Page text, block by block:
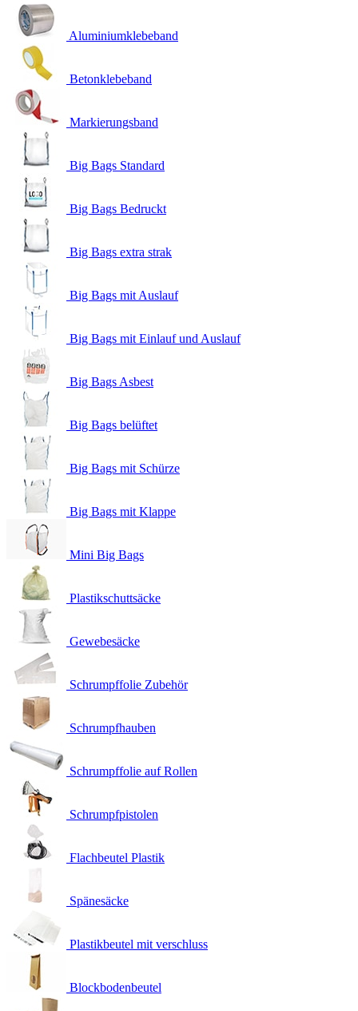
Aluminiumklebeband
Betonklebeband
Markierungsband
Big Bags Standard
Big Bags Bedruckt
Big Bags extra strak
Big Bags mit Auslauf
Big Bags mit Einlauf und Auslauf
Big Bags Asbest
Big Bags belüftet
Big Bags mit Schürze
Big Bags mit Klappe
Mini Big Bags
Plastikschuttsäcke
Gewebesäcke
Schrumpffolie Zubehör
Schrumpfhauben
Schrumpffolie auf Rollen
Schrumpfpistolen
Flachbeutel Plastik
Spänesäcke
Plastikbeutel mit verschluss
Blockbodenbeutel